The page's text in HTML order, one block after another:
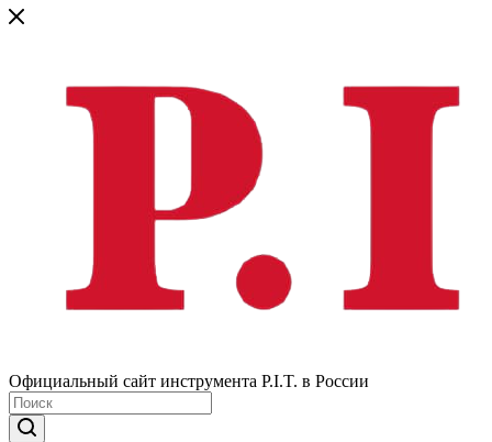
Официальный сайт инструмента P.I.T. в России